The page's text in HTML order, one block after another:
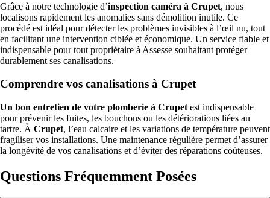
Grâce à notre technologie d’inspection caméra à Crupet, nous
localisons rapidement les anomalies sans démolition inutile. Ce
procédé est idéal pour détecter les problèmes invisibles à l’œil nu, tout
en facilitant une intervention ciblée et économique. Un service fiable et
indispensable pour tout propriétaire à Assesse souhaitant protéger
durablement ses canalisations.
Comprendre vos canalisations à Crupet
Un bon entretien de votre plomberie à Crupet est indispensable
pour prévenir les fuites, les bouchons ou les détériorations liées au
tartre. À Crupet, l’eau calcaire et les variations de température peuvent
fragiliser vos installations. Une maintenance régulière permet d’assurer
la longévité de vos canalisations et d’éviter des réparations coûteuses.
Questions Fréquemment Posées